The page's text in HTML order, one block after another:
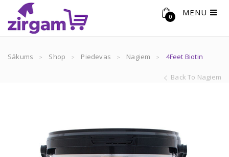
MENU
0
Sākums Shop Piedevas Nagiem 4Feet Biotin
Back To Nagiem